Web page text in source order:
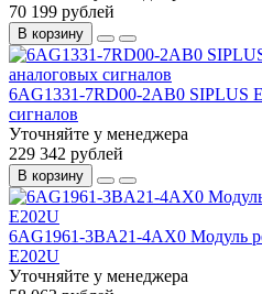
70 199 рублей
В корзину
6AG1331-7RD00-2AB0 SIPLUS
сигналов
Уточняйте у менеджера
229 342 рублей
В корзину
6AG1961-3BA21-4AX0 Модуль
E202U
Уточняйте у менеджера